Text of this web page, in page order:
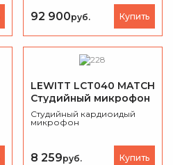
диафрагмой, 20Гц-20кГц.
92 900руб. Купить
LEWITT LCT040 MATCH
Студийный микрофон
Студийный кардиоидый
микрофон
8 259руб. Купить